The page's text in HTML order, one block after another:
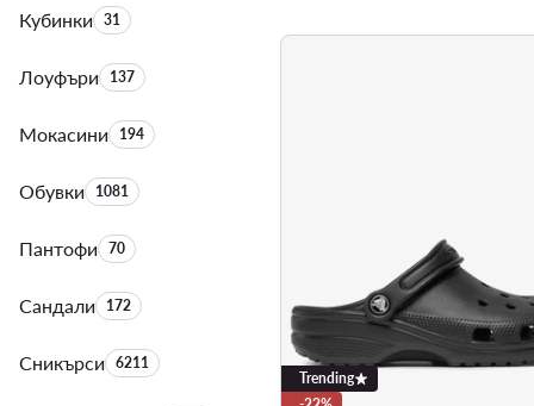
КубинкиБрой на продуктите:
31
ЛоуфъриБрой на продуктите:
137
МокасиниБрой на продуктите:
194
ОбувкиБрой на продуктите:
1081
ПантофиБрой на продуктите:
70
СандалиБрой на продуктите:
172
СникърсиБрой на продуктите:
6211
Trending